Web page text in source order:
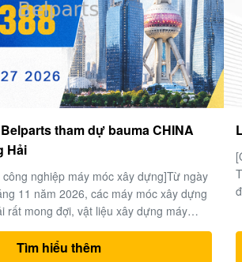
chọn một ổ đĩa cuối cùng tốt
nghiệp máy móc xây dựng toàn cầu]
móc hạng nặng và kỹ thuật vận chuyển
bạc và máy xúc là “trái tim” của toàn bộ
điện phức tạp của máy đào, bộ truyền
Tìm hiểu thêm